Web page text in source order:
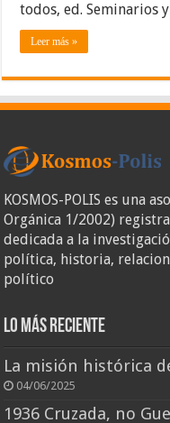
todos, ed. Seminarios
Leer más »
KOSMOS-POLIS es una
Orgánica 1/2002)
dedicada a la
política, historia,
político
Lo más reciente
La misión histórica
04/06/2025
1936 Cruzada, no